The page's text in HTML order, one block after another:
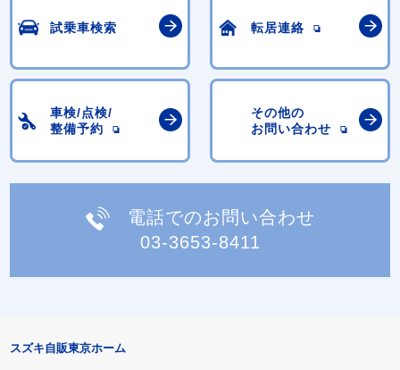
試乗車検索 転居連絡
車検/点検/
整備予約
その他の
お問い合わせ
電話でのお問い合わせ
03-3653-8411
スズキ自販東京ホーム